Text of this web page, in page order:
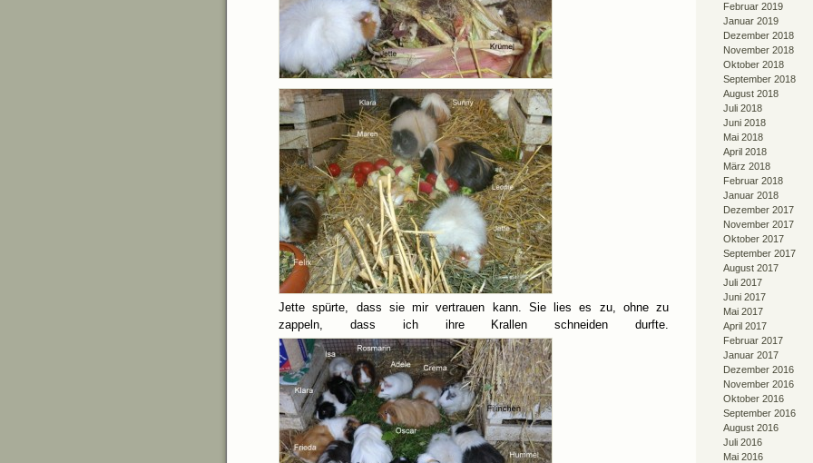
Jette spürte, dass sie mir vertrauen kann. Sie lies es zu, ohne zu
zappeln, dass ich ihre Krallen schneiden durfte.
Februar 2019
Januar 2019
Dezember 2018
November 2018
Oktober 2018
September 2018
August 2018
Juli 2018
Juni 2018
Mai 2018
April 2018
März 2018
Februar 2018
Januar 2018
Dezember 2017
November 2017
Oktober 2017
September 2017
August 2017
Juli 2017
Juni 2017
Mai 2017
April 2017
Februar 2017
Januar 2017
Dezember 2016
November 2016
Oktober 2016
September 2016
August 2016
Juli 2016
Mai 2016